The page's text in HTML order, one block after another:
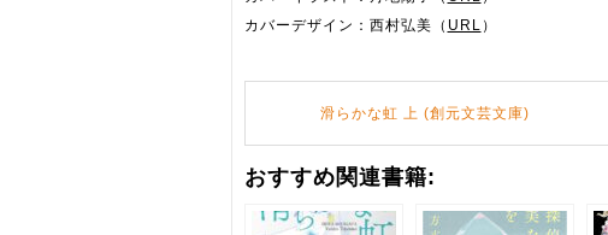
カバーデザイン：西村弘美（ URL ）
滑らかな虹 上 (創元文芸文庫)
おすすめ関連書籍: